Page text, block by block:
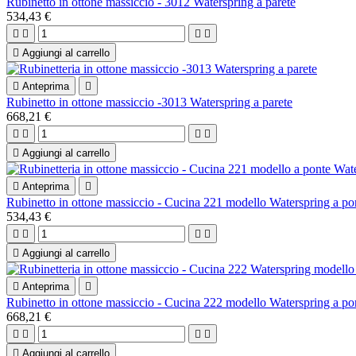
534,43 €
   
 Aggiungi al carrello
 Anteprima 
Rubinetto in ottone massiccio -3013 Waterspring a parete
668,21 €
   
 Aggiungi al carrello
 Anteprima 
Rubinetto in ottone massiccio - Cucina 221 modello Waterspring a
534,43 €
   
 Aggiungi al carrello
 Anteprima 
Rubinetto in ottone massiccio - Cucina 222 modello Waterspring a
668,21 €
   
 Aggiungi al carrello